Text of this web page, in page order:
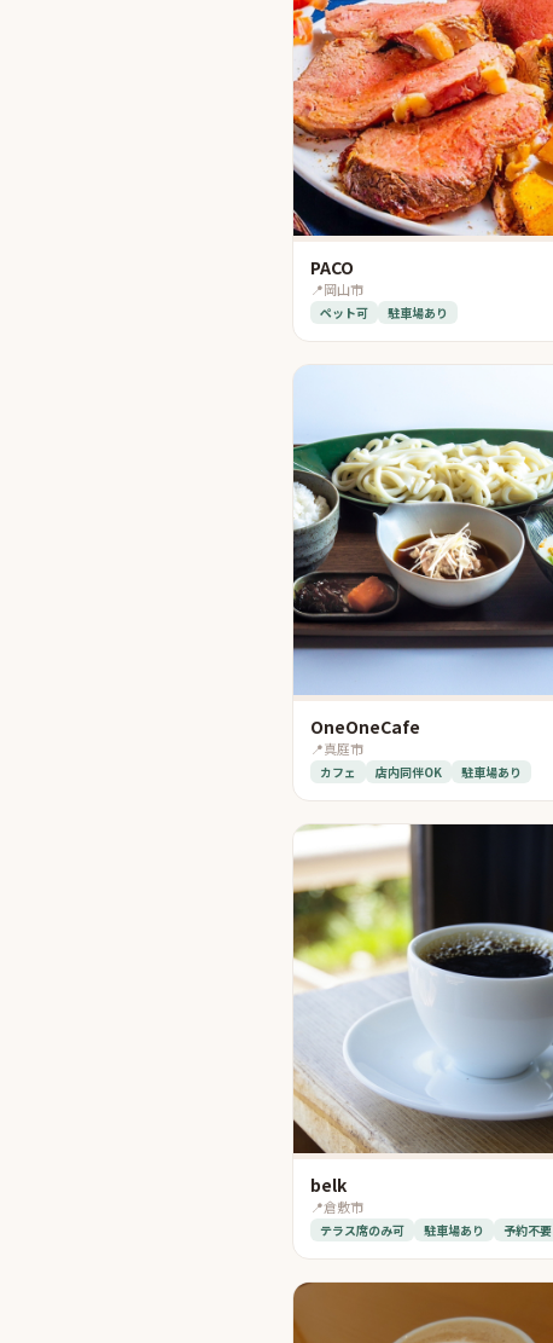
PACO
📍岡山市
ペット可 駐車場あり
OneOneCafe
📍真庭市
カフェ 店内同伴OK 駐車場あり
belk
📍倉敷市
テラス席のみ可 駐車場あり 予約不要